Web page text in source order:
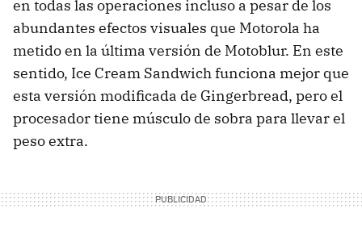
en todas las operaciones incluso a pesar de los
abundantes efectos visuales que Motorola ha
metido en la última versión de Motoblur. En este
sentido, Ice Cream Sandwich funciona mejor que
esta versión modificada de Gingerbread, pero el
procesador tiene músculo de sobra para llevar el
peso extra.